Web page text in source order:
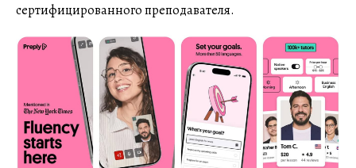
сертифицированного преподавателя.